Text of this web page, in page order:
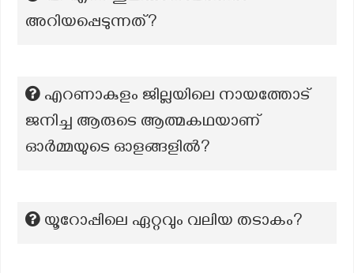
അറിയപ്പെടുന്നത്?
എറണാകുളം ജില്ലയിലെ നായത്തോട്
ജനിച്ച ആരുടെ ആത്മകഥയാണ്
ഓർമ്മയുടെ ഓളങ്ങളിൽ?
യൂറോപ്പിലെ ഏറ്റവും വലിയ തടാകം?